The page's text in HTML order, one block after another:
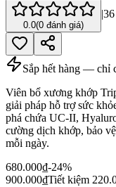
0.0(0 đánh giá)
|36
Sắp hết hàng — chỉ
Viên bổ xương khớp
giải pháp hỗ trợ sức
phá chứa UC-II,
cường dịch khớp, bảo
mỗi ngày.
680.000₫-24%
900.000₫Tiết kiệm